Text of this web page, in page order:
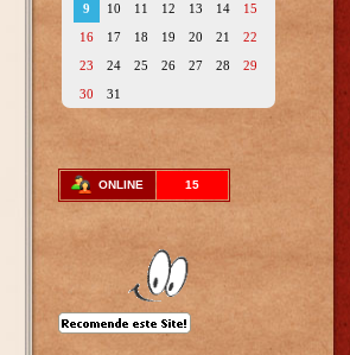
9
10 11 12 13 14
15
16
17 18 19 20 21
22
23
24 25 26 27 28
29
30
31
ONLINE 15